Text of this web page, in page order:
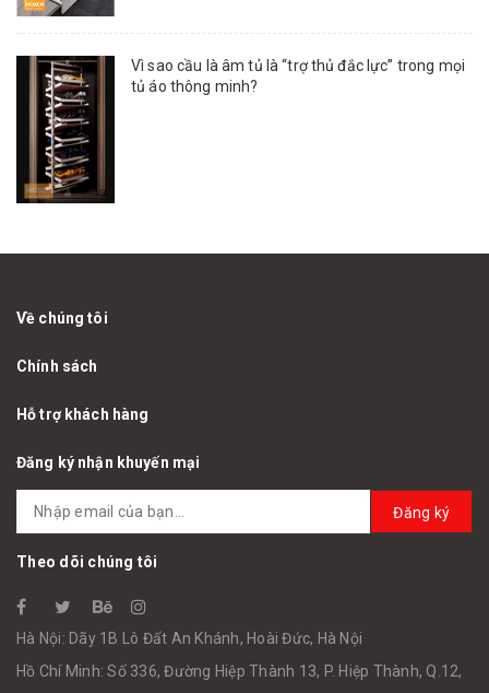
Vì sao cầu là âm tủ là “trợ thủ đắc lực” trong mọi
tủ áo thông minh?
Về chúng tôi
Chính sách
Hỗ trợ khách hàng
Đăng ký nhận khuyến mại
Đăng ký
Theo dõi chúng tôi
Hà Nội: Dãy 1B Lô Đất An Khánh, Hoài Đức, Hà Nội
Hồ Chí Minh: Số 336, Đường Hiệp Thành 13, P. Hiệp Thành, Q.12,